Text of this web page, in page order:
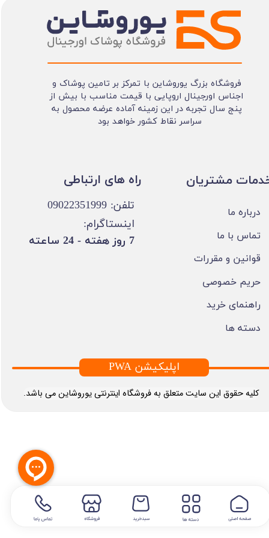
فروشگاه بزرگ یوروشاین با تمرکز بر تامین پوشاک و
اجناس اورجینال اروپایی با قیمت مناسب با بیش از
پنج سال تجربه در این زمینه آماده عرضه محصول به
سراسر نقاط کشور خواهد بود
​کلیه حقوق این سایت متعلق به فروشگاه اینترنتی یوروشاین می باشد.
مشتریان
درباره ما
تماس با ما
قوانین و مقررات
حریم خصوصی
راهنمای خرید
دسته ها
تلفن: 09022351999
اینستاگرام:
​7 روز هفته - 24 ساعته ​​​​​​​
PWA اپلیکیشن
​​راه های ارتباطی